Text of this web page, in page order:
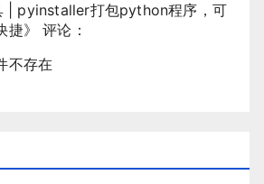
| pyinstaller打包python程序，可
捷》 评论：
不存在